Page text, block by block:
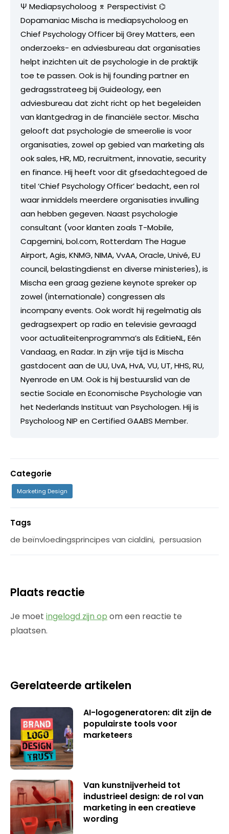
Ψ Mediapsycholoog ⌆ Perspectivist ⌬
Dopamaniac Mischa is mediapsycholoog en
Chief Psychology Officer bij Grey Matters, een
onderzoeks- en adviesbureau dat organisaties
helpt inzichten uit de psychologie in de praktijk
toe te passen. Ook is hij founding partner en
gedragsstrateeg bij Guideology, een
adviesbureau dat zicht richt op het begeleiden
van klantgedrag in de financiële sector. Mischa
gelooft dat psychologie de smeerolie is voor
organisaties, zowel op gebied van marketing als
ook sales, HR, MD, recruitment, innovatie, security
en finance. Hij heeft voor dit gfsedachtegoed de
titel ‘Chief Psychology Officer’ bedacht, een rol
waar inmiddels meerdere organisaties invulling
aan hebben gegeven. Naast psychologie
consultant (voor klanten zoals T-Mobile,
Capgemini, bol.com, Rotterdam The Hague
Airport, Agis, KNMG, NIMA, VvAA, Oracle, Univé, EU
council, belastingdienst en diverse ministeries), is
Mischa een graag geziene keynote spreker op
zowel (internationale) congressen als
incompany events. Ook wordt hij regelmatig als
gedragsexpert op radio en televisie gevraagd
voor actualiteitenprogramma’s als EditieNL, Eén
Vandaag, en Radar. In zijn vrije tijd is Mischa
gastdocent aan de UU, UvA, HvA, VU, UT, HHS, RU,
Nyenrode en UM. Ook is hij bestuurslid van de
sectie Sociale en Economische Psychologie van
het Nederlands Instituut van Psychologen. Hij is
Psycholoog NIP en Certified GAABS Member.
Categorie
Marketing Design
Tags
de beïnvloedingsprincipes van cialdini, persuasion
Plaats reactie
Je moet ingelogd zijn op om een reactie te
plaatsen.
Gerelateerde artikelen
AI-logogeneratoren: dit zijn de
populairste tools voor
marketeers
Van kunstnijverheid tot
industrieel design: de rol van
marketing in een creatieve
wording